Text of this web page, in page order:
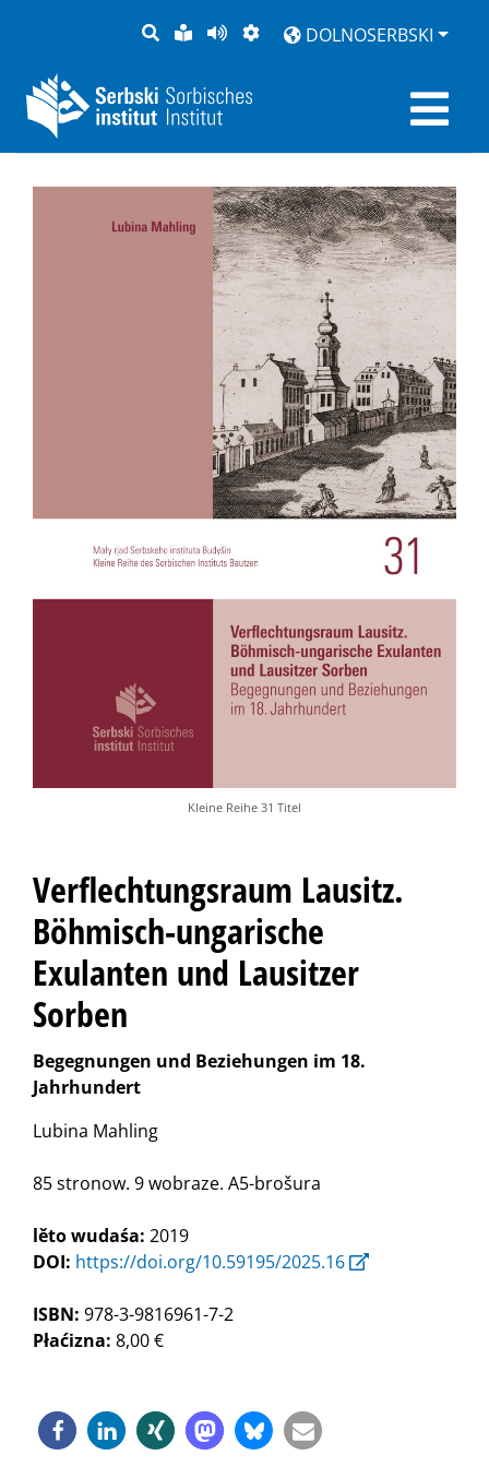
PYTANJE
LAŽKA
RĚC
BOK
PŚEDCYTAŚ
PŚEDSTAJENJE
DOLNOSERBSKI
Kleine Reihe 31 Titel
Verflechtungsraum Lausitz.
Böhmisch-ungarische
Exulanten und Lausitzer
Sorben
Begegnungen und Beziehungen im 18.
Jahrhundert
Lubina Mahling
85 stronow. 9 wobraze. A5-brošura
lěto wudaśa: 2019
DOI: https://doi.org/10.59195/2025.16
ISBN: 978-3-9816961-7-2
Płaćizna: 8,00 €